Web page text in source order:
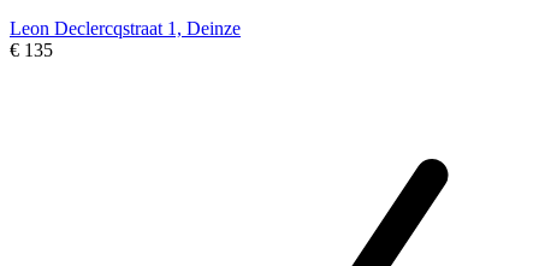
Leon Declercqstraat 1, Deinze
€ 135